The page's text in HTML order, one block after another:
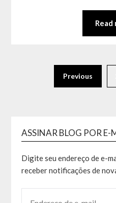
Read
Previous
ASSINAR BLOG POR E-
Digite seu endereço de e-
receber notificações de